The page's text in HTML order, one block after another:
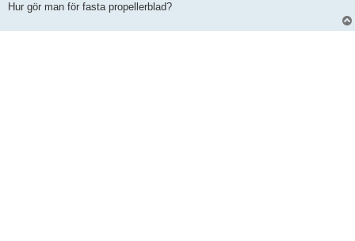
Hur gör man för fasta propellerblad?